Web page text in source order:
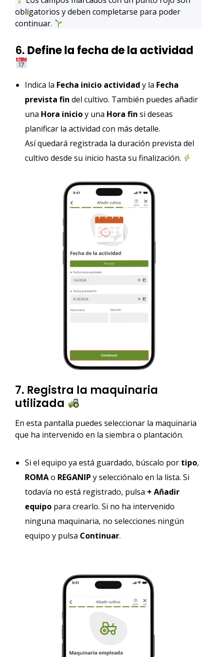
obligatorios y deben completarse para poder
continuar.
6. Define la fecha de la actividad
Indica la Fecha inicio actividad y la Fecha
prevista fin del cultivo. También puedes añadir
una Hora inicioy una Hora fin si deseas
planificar la actividad con más detalle.
Así quedará registrada la duración prevista del
cultivo desde su inicio hasta su finalización.
7. Registra la maquinaria
utilizada
En esta pantalla puedes seleccionar la maquinaria
que ha intervenido en la siembra o plantación.
Si el equipo ya está guardado, búscalo por tipo,
ROMAo REGANIP y selecciónalo en la lista. Si
todavía no está registrado, pulsa + Añadir
equipo para crearlo. Si no ha intervenido
ninguna maquinaria, no selecciones ningún
equipo y pulsa Continuar.